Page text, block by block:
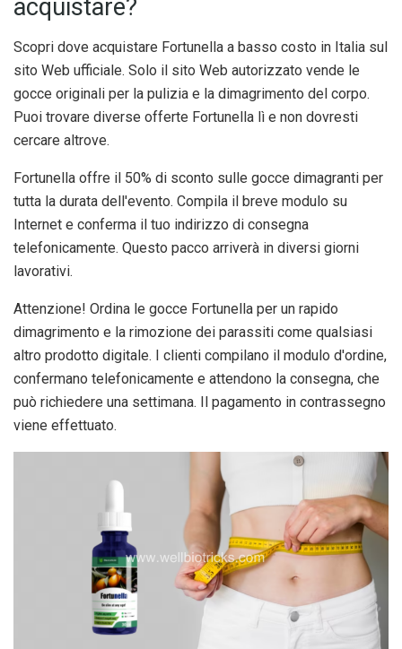
acquistare?
Scopri dove acquistare Fortunella a basso costo in Italia sul
sito Web ufficiale. Solo il sito Web autorizzato vende le
gocce originali per la pulizia e la dimagrimento del corpo.
Puoi trovare diverse offerte Fortunella lì e non dovresti
cercare altrove.
Fortunella offre il 50% di sconto sulle gocce dimagranti per
tutta la durata dell'evento. Compila il breve modulo su
Internet e conferma il tuo indirizzo di consegna
telefonicamente. Questo pacco arriverà in diversi giorni
lavorativi.
Attenzione! Ordina le gocce Fortunella per un rapido
dimagrimento e la rimozione dei parassiti come qualsiasi
altro prodotto digitale. I clienti compilano il modulo d'ordine,
confermano telefonicamente e attendono la consegna, che
può richiedere una settimana. Il pagamento in contrassegno
viene effettuato.